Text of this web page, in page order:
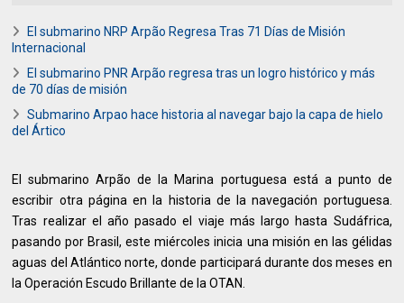
El submarino NRP Arpão Regresa Tras 71 Días de Misión
Internacional
El submarino PNR Arpão regresa tras un logro histórico y más
de 70 días de misión
Submarino Arpao hace historia al navegar bajo la capa de hielo
del Ártico
El submarino Arpão de la Marina portuguesa está a punto de
escribir otra página en la historia de la navegación portuguesa.
Tras realizar el año pasado el viaje más largo hasta Sudáfrica,
pasando por Brasil, este miércoles inicia una misión en las gélidas
aguas del Atlántico norte, donde participará durante dos meses en
la Operación Escudo Brillante de la OTAN.